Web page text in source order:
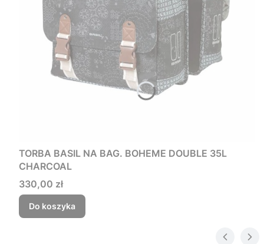
TORBA BASIL NA BAG. BOHEME DOUBLE 35L
CHARCOAL
Cena
330,00 zł
Do koszyka